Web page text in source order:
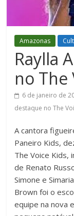
Figueiredo
Amazonas
Raylla
no The
6 de janeiro de
destaque no The
A cantora
Paneiro Kids,
The Voice Kids,
de Renato
Simone e
Brown foi o
equipe na nova